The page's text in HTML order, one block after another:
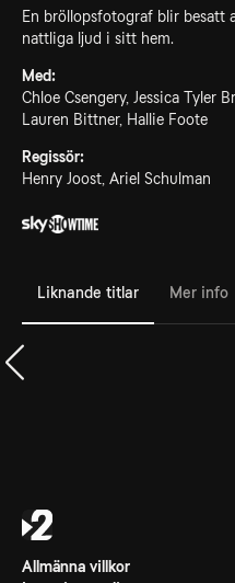
En bröllopsfotograf blir besatt
nattliga ljud i sitt hem.
Med:
Chloe Csengery, Jessica Tyler
Lauren Bittner, Hallie Foote
Regissör:
Henry Joost, Ariel Schulman
Liknande titlar Mer info
Allmänna villkor